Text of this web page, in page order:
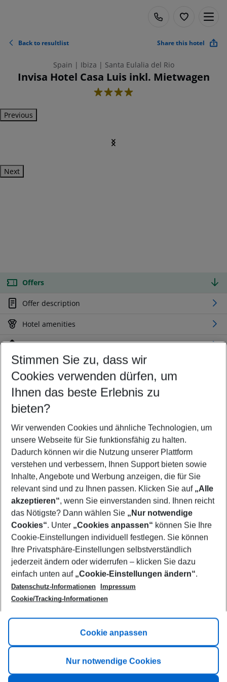
Back to resultlist Share this hotel
Spain | Ibiza | Santa Eulalia del Rio
Invisa Hotel Casa Luis inkl. Mietwagen
4
Previous
Next
Offers
Offer description
Hotel amenities
Location
Customize your offer
Find the perfect deal which suits your best
Your departure airport
Any airport
Select your date range
08/08/26–06/08/27 5-8 nights
Who will travel
2 adults No children
Show more filter
Footer
Footer navigation
Title A
Link A
Stimmen Sie zu, dass wir
Cookies verwenden dürfen, um
Ihnen das beste Erlebnis zu
bieten?
Wir verwenden Cookies und ähnliche Technologien, um
unsere Webseite für Sie funktionsfähig zu halten.
Dadurch können wir die Nutzung unserer Plattform
verstehen und verbessern, Ihnen Support bieten sowie
Inhalte, Angebote und Werbung anzeigen, die für Sie
relevant sind und zu Ihnen passen. Klicken Sie auf „Alle
akzeptieren“, wenn Sie einverstanden sind. Ihnen reicht
das Nötigste? Dann wählen Sie „Nur notwendige
Cookies“. Unter „Cookies anpassen“ können Sie Ihre
Cookie-Einstellungen individuell festlegen. Sie können
Ihre Privatsphäre-Einstellungen selbstverständlich
jederzeit ändern oder widerrufen – klicken Sie dazu
einfach unten auf „Cookie-Einstellungen ändern“.
Datenschutz-Informationen
Impressum
Cookie/Tracking-Informationen
Cookie anpassen
Nur notwendige Cookies